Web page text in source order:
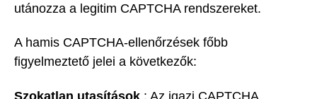
utánozza a legitim CAPTCHA rendszereket.
A hamis CAPTCHA-ellenőrzések főbb
figyelmeztető jelei a következők:
Szokatlan utasítások : Az igazi CAPTCHA